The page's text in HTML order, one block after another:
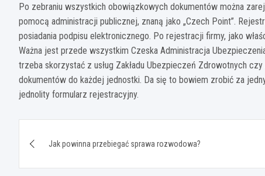
Po zebraniu wszystkich obowiązkowych dokumentów można
pomocą administracji publicznej, znaną jako „Czech Point”.
posiadania podpisu elektronicznego. Po rejestracji firmy, jako
Ważna jest przede wszystkim Czeska Administracja
trzeba skorzystać z usług Zakładu Ubezpieczeń Zdrowotnych
dokumentów do każdej jednostki. Da się to bowiem zrobić za
jednolity formularz rejestracyjny.
wpisuJak powinna przebiegać sprawa rozwodowa?